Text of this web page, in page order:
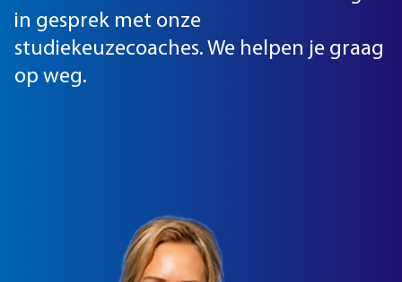
in gesprek met onze
studiekeuzecoaches. We helpen je graag
op weg.